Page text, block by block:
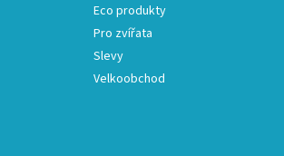
Eco produkty
Pro zvířata
Slevy
Velkoobchod